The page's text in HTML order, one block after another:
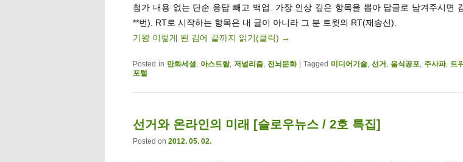
첨가 내용 없는 단순 응답 빼고 백업. 가장 인상 깊은 항목을 뽑아 답글로 남겨주시면
**번). RT로 시작하는 항목은 내 글이 아니라 그 분 트윗의 RT(재송신).
기왕 이렇게 된 김에 끝까지 읽기(클릭) →
Posted in 만화세설 아스트랄, 저널리즘 전뇌문화 | Tagged 미디어기술 선거 음식공포 주사파, 트
포털
선거와 온라인의 미래 [슬로우뉴스 / 2호 특집]
Posted on 2012. 05. 02.